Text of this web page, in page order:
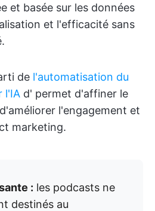
et basée sur les données
et l'efficacité sans
de l'automatisation du
l'IA d' permet d'affiner le
l'engagement et
marketing.
: les podcasts ne
destinés au